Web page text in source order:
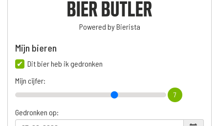
Powered by Bierista
Mijn bieren
Dit bier heb ik gedronken
Mijn cijfer:
7
Gedronken op: